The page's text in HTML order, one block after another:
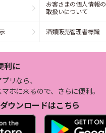
お客さまの個人情報の
取扱いについて
酒類販売管理者標識
利に
リなら、
ホに来るので、さらに便利。
ダウンロードはこちら